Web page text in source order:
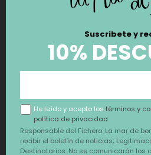
un pueblo o país se hace rico, si
tiempo real. Recogida en más de
oficinas de correos.
También te puede
DESCUENTO
Responsable del Fichero: La mar de
recibir el boletín de noticias;
Destinatarios: No se comunicarán los
He leído y acepto lostérminos y
política de privacidad
10%
Suscribete y